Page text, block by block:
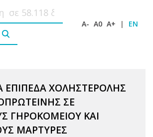
A- A0 A+ | EN
ΕΠΙΠΕΔΑ ΧΟΛΗΣΤΕΡΟΛΗΣ
ΣΕ
ΓΗΡΟΚΟΜΕΙΟΥ ΚΑΙ
ΜΑΡΤΥΡΕΣ